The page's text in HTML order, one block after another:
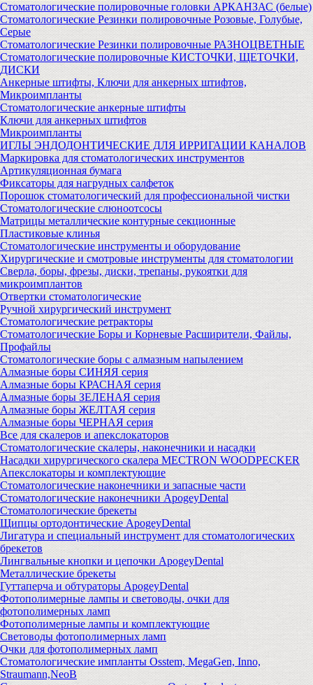
Стоматологические полировочные головки АРКАНЗАС (белые)
Стоматологические Резинки полировочные Розовые, Голубые,
Серые
Стоматологические Резинки полировочные РАЗНОЦВЕТНЫЕ
Стоматологические полировочные КИСТОЧКИ, ЩЕТОЧКИ,
ДИСКИ
Анкерные штифты, Ключи для анкерных штифтов,
Микроимпланты
Стоматологические анкерные штифты
Ключи для анкерных штифтов
Микроимпланты
ИГЛЫ ЭНДОДОНТИЧЕСКИЕ ДЛЯ ИРРИГАЦИИ КАНАЛОВ
Маркировка для стоматологических инструментов
Артикуляционная бумага
Фиксаторы для нагрудных салфеток
Порошок стоматологический для профессиональной чистки
Стоматологические слюноотсосы
Матрицы металлические контурные секционные
Пластиковые клинья
Стоматологические инструменты и оборудование
Хирургические и смотровые инструменты для стоматологии
Сверла, боры, фрезы, диски, трепаны, рукоятки для
микроимплантов
Отвертки стоматологические
Ручной хирургический инструмент
Стоматологические ретракторы
Стоматологические Боры и Корневые Расширители, Файлы,
Профайлы
Стоматологические боры с алмазным напылением
Алмазные боры СИНЯЯ серия
Алмазные боры КРАСНАЯ серия
Алмазные боры ЗЕЛЕНАЯ серия
Алмазные боры ЖЕЛТАЯ серия
Алмазные боры ЧЕРНАЯ серия
Все для скалеров и апекслокаторов
Стоматологические скалеры, наконечники и насадки
Насадки хирургического скалера MECTRON WOODPECKER
Апекслокаторы и комплектующие
Стоматологические наконечники и запасные части
Стоматологические наконечники ApogeyDental
Стоматологические брекеты
Щипцы ортодонтические ApogeyDental
Лигатура и специальный инструмент для стоматологических
брекетов
Лингвальные кнопки и цепочки ApogeyDental
Металлические брекеты
Гуттаперча и обтураторы ApogeyDental
Фотополимерные лампы и световоды, очки для
фотополимерных ламп
Фотополимерные лампы и комплектующие
Световоды фотополимерных ламп
Очки для фотополимерных ламп
Стоматологические импланты Osstem, MegaGen, Inno,
Straumann,NeoB